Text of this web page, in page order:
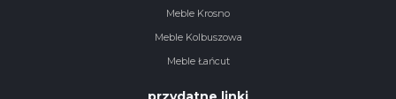
Meble Krosno
Meble Kolbuszowa
Meble Łańcut